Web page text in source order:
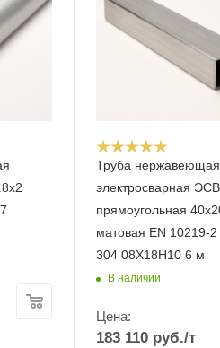
Труба нержавеющая
электросварная ЭСВ
прямоугольная
матовая EN 10219-2
304 08Х18Н10 6 м
В наличии
Цена:
183 110 руб./т